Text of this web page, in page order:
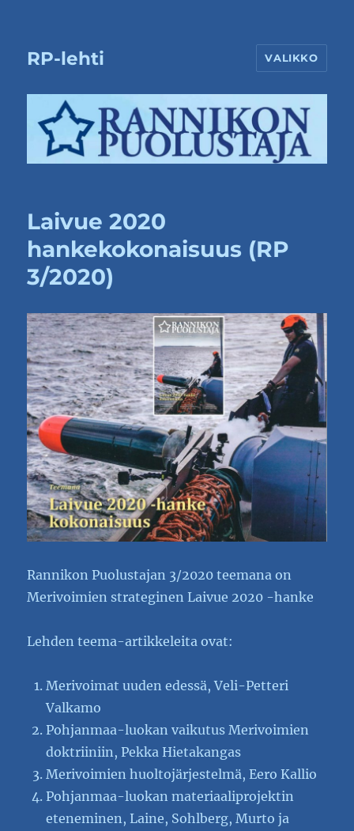
RP-lehti VALIKKO
Laivue 2020
hankekokonaisuus (RP
3/2020)
Rannikon Puolustajan 3/2020 teemana on
Merivoimien strateginen Laivue 2020 -hanke
Lehden teema-artikkeleita ovat:
Merivoimat uuden edessä, Veli-Petteri
Valkamo
Pohjanmaa-luokan vaikutus Merivoimien
doktriiniin, Pekka Hietakangas
Merivoimien huoltojärjestelmä, Eero Kallio
Pohjanmaa-luokan materiaaliprojektin
eteneminen, Laine, Sohlberg, Murto ja